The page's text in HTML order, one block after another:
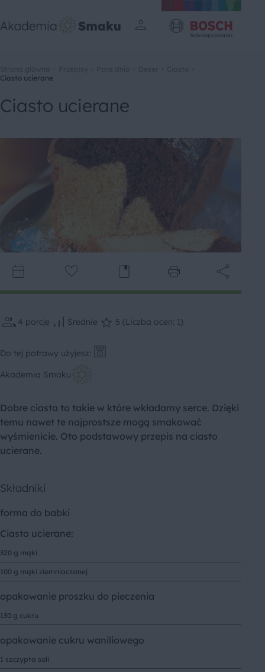
Ciasto ucierane
Ciasto ucierane
4 porcje Średnie 5 (Liczba ocen: 1)
Do tej potrawy użyjesz:
Akademia Smaku
Dobre ciasta to takie w które wkładamy serce. Dzięki
temu nawet te najprostsze mogą smakować
wyśmienicie. Oto podstawowy przepis na ciasto
ucierane.
Składniki
forma do babki
Ciasto ucierane:
320 g mąki
100 g mąki ziemniaczanej
opakowanie proszku do pieczenia
130 g cukru
opakowanie cukru waniliowego
1 szczypta soli